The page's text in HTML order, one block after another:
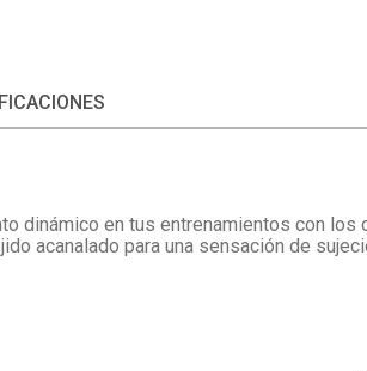
dinámico en tus entrenamientos con
acanalado para una sensación de